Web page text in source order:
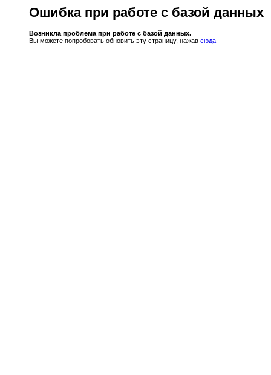
Ошибка при работе с базой данных
Возникла проблема при работе с базой данных.
Вы можете попробовать обновить эту страницу, нажав сюда